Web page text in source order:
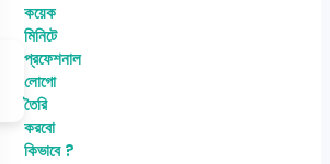
কয়েক
মিনিটে
প্রফেশনাল
লোগো
তৈরি
করবো
কিভাবে ?